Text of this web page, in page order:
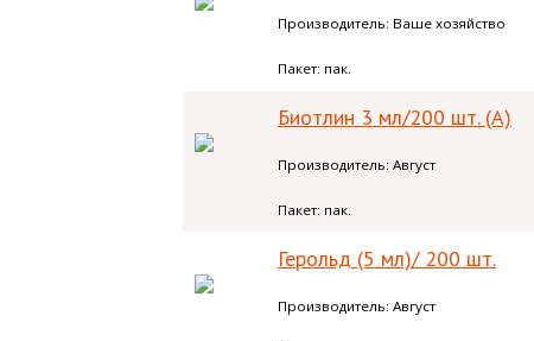
Производитель: Ваше хозяйство
Пакет: пак.
Биотлин 3 мл/200 шт. (А)
Производитель: Август
Пакет: пак.
Герольд (5 мл)/ 200 шт.
Производитель: Август